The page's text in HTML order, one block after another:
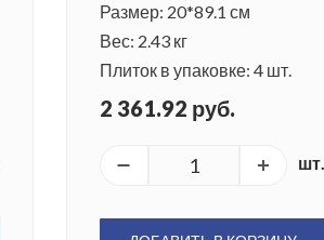
Размер: 20*89.1 см
Вес: 2.43 кг
Плиток в упаковке: 4 шт.
2 361.92 руб.
шт.